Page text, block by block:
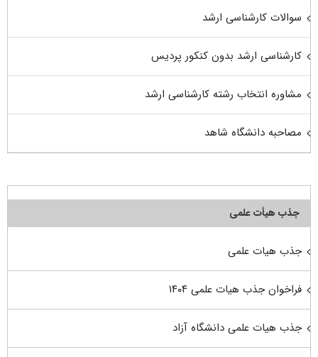
سوالات کارشناسی ارشد
کارشناسی ارشد بدون کنکور پردیس
مشاوره انتخاب رشته کارشناسی ارشد
مصاحبه دانشگاه شاهد
جذب هیأت علمی
جذب هیات علمی
فراخوان جذب هیات علمی ۱۴۰۴
جذب هیات علمی دانشگاه آزاد